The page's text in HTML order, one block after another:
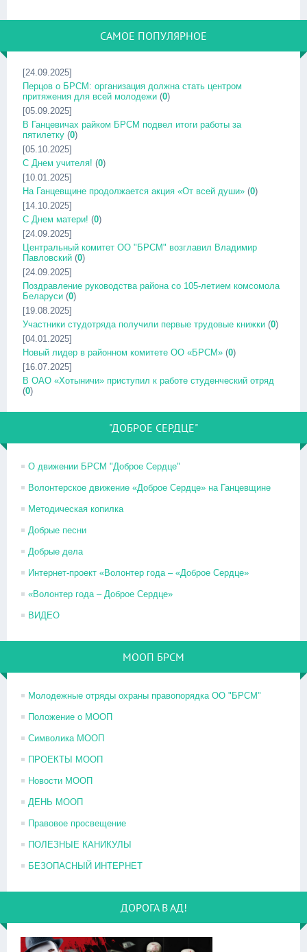
САМОЕ ПОПУЛЯРНОЕ
[24.09.2025]
Перцов о БРСМ: организация должна стать центром
притяжения для всей молодежи (0)
[05.09.2025]
В Ганцевичах райком БРСМ подвел итоги работы за
пятилетку (0)
[05.10.2025]
С Днем учителя! (0)
[10.01.2025]
На Ганцевщине продолжается акция «От всей души» (0)
[14.10.2025]
С Днем матери! (0)
[24.09.2025]
Центральный комитет ОО "БРСМ" возглавил Владимир
Павловский (0)
[24.09.2025]
Поздравление руководства района со 105-летием комсомола
Беларуси (0)
[19.08.2025]
Участники студотряда получили первые трудовые книжки (0)
[04.01.2025]
Новый лидер в районном комитете ОО «БРСМ» (0)
[16.07.2025]
В ОАО «Хотыничи» приступил к работе студенческий отряд
(0)
"ДОБРОЕ СЕРДЦЕ"
О движении БРСМ "Доброе Сердце"
Волонтерское движение «Доброе Сердце» на Ганцевщине
Методическая копилка
Добрые песни
Добрые дела
Интернет-проект «Волонтер года – «Доброе Сердце»
«Волонтер года – Доброе Сердце»
ВИДЕО
МООП БРСМ
Молодежные отряды охраны правопорядка ОО "БРСМ"
Положение о МООП
Символика МООП
ПРОЕКТЫ МООП
Новости МООП
ДЕНЬ МООП
Правовое просвещение
ПОЛЕЗНЫЕ КАНИКУЛЫ
БЕЗОПАСНЫЙ ИНТЕРНЕТ
ДОРОГА В АД!